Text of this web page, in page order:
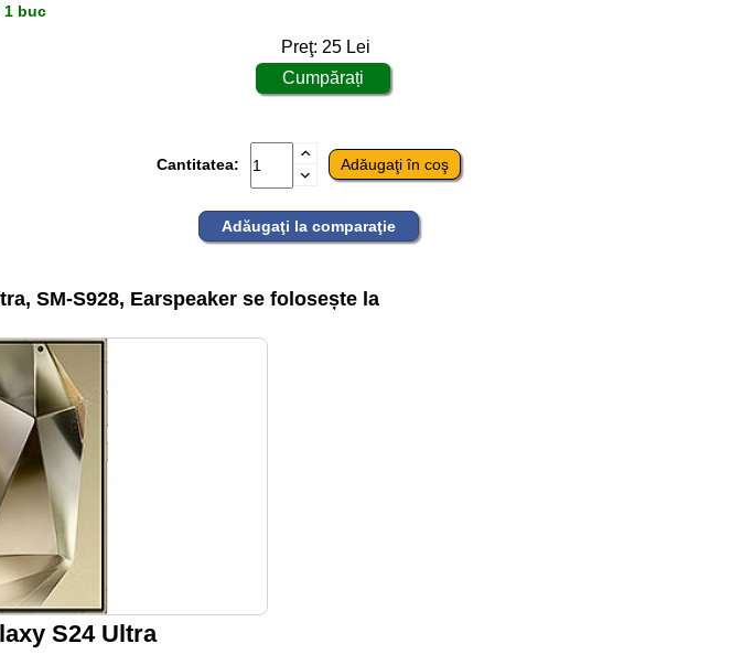
1 buc
Preţ: 25 Lei
Cantitatea:
Adăugaţi la comparaţie
SM-S928, Earspeaker se folosește la
S24 Ultra